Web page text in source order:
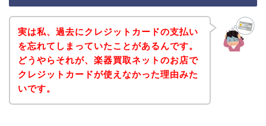
実は私、過去にクレジットカードの支払い
を忘れてしまっていたことがあるんです。
どうやらそれが、楽器買取ネットのお店で
クレジットカードが使えなかった理由みた
いです。